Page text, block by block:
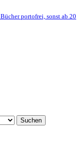
Bücher portofrei, sonst ab 20
Suchen